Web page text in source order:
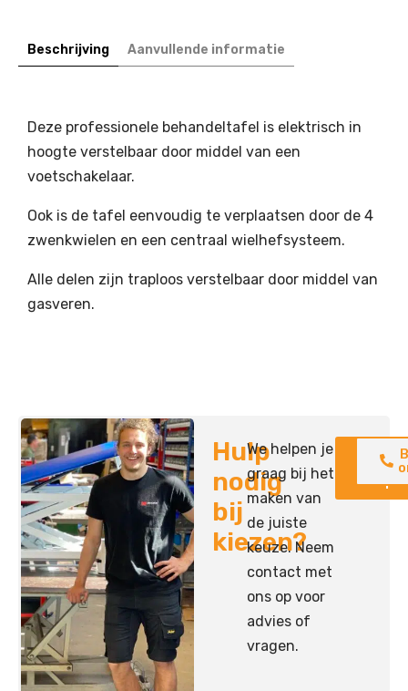
Beschrijving Aanvullende informatie
Deze professionele behandeltafel is elektrisch in
hoogte verstelbaar door middel van een
voetschakelaar.
Ook is de tafel eenvoudig te verplaatsen door de 4
zwenkwielen en een centraal wielhefsysteem.
Alle delen zijn traploos verstelbaar door middel van
gasveren.
Hulp
nodig
bij
kiezen?
We helpen je
graag bij het
maken van
de juiste
keuze. Neem
contact met
ons op voor
advies of
vragen.
Neem
op